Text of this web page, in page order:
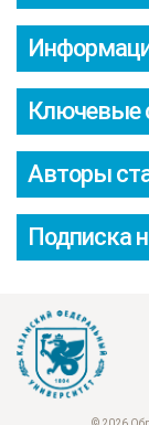
Ключевые
Авторы
Подписка